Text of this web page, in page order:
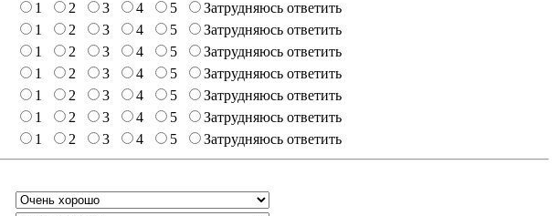
1 2 3 4 5
Затрудняюсь ответить
1 2 3 4 5
Затрудняюсь ответить
1 2 3 4 5
Затрудняюсь ответить
1 2 3 4 5
Затрудняюсь ответить
1 2 3 4 5
Затрудняюсь ответить
1 2 3 4 5
Затрудняюсь ответить
1 2 3 4 5 Затрудняюсь ответить